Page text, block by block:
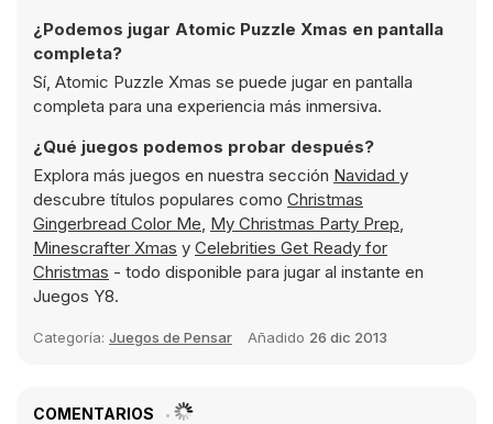
¿Podemos jugar Atomic Puzzle Xmas en pantalla
completa?
Sí, Atomic Puzzle Xmas se puede jugar en pantalla
completa para una experiencia más inmersiva.
¿Qué juegos podemos probar después?
Explora más juegos en nuestra sección Navidad y
descubre títulos populares como Christmas
Gingerbread Color Me, My Christmas Party Prep,
Minescrafter Xmas y Celebrities Get Ready for
Christmas - todo disponible para jugar al instante en
Juegos Y8.
Categoría: Juegos de Pensar Añadido 26 dic 2013
COMENTARIOS